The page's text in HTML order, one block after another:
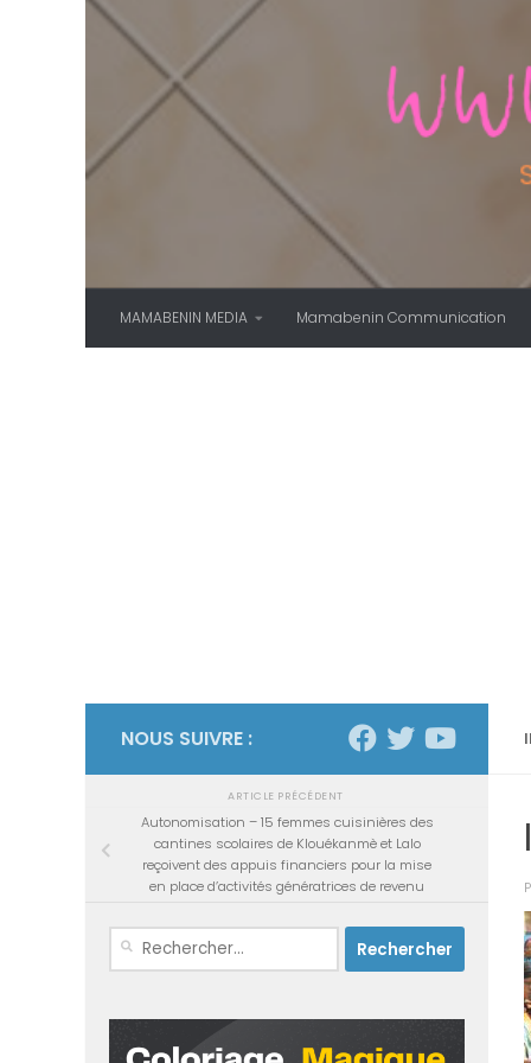
Skip to content
MAMABENIN MEDIA Mamabenin Communication
NOUS SUIVRE :
ARTICLE PRÉCÉDENT
Autonomisation – 15 femmes cuisinières des
cantines scolaires de Klouékanmè et Lalo
reçoivent des appuis financiers pour la mise
en place d’activités génératrices de revenu
Rechercher :